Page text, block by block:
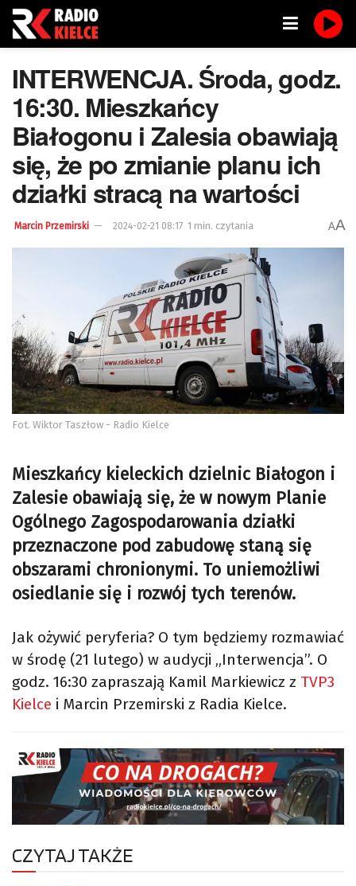
INTERWENCJA. Środa, godz.
16:30. Mieszkańcy
Białogonu i Zalesia obawiają
się, że po zmianie planu ich
działki stracą na wartości
Marcin Przemirski 2024-02-21 08:17 1 min. czytania AA
Fot. Wiktor Taszłow - Radio Kielce
Mieszkańcy kieleckich dzielnic Białogon i
Zalesie obawiają się, że w nowym Planie
Ogólnego Zagospodarowania działki
przeznaczone pod zabudowę staną się
obszarami chronionymi. To uniemożliwi
osiedlanie się i rozwój tych terenów.
Jak ożywić peryferia? O tym będziemy rozmawiać
w środę (21 lutego) w audycji „Interwencja”. O
godz. 16:30 zapraszają Kamil Markiewicz z TVP3
Kielce i Marcin Przemirski z Radia Kielce.
CZYTAJ TAKŻE